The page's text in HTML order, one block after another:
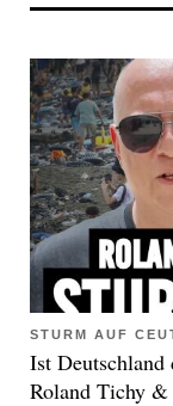
STURM AUF
Ist Deutschland
Roland Tichy